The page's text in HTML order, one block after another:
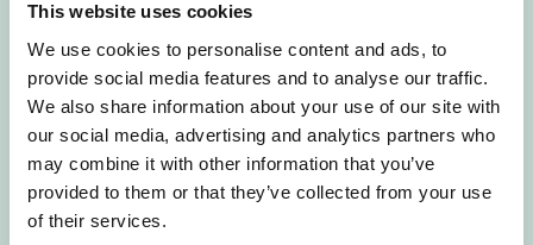
This website uses cookies
We use cookies to personalise content and ads, to
provide social media features and to analyse our traffic.
We also share information about your use of our site with
our social media, advertising and analytics partners who
may combine it with other information that you’ve
provided to them or that they’ve collected from your use
of their services.
Välj yrkesroll
Välj önskat arbetsområde
Välj önskad anställningsform
+46